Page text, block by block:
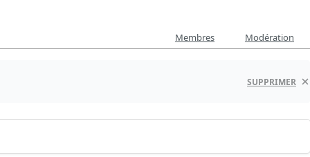
Membres Modération
SUPPRIMER